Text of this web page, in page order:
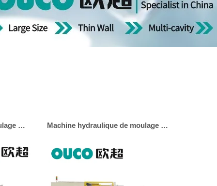
Machine automatique de moulage par injection Machine hydraulique de moulage par injection